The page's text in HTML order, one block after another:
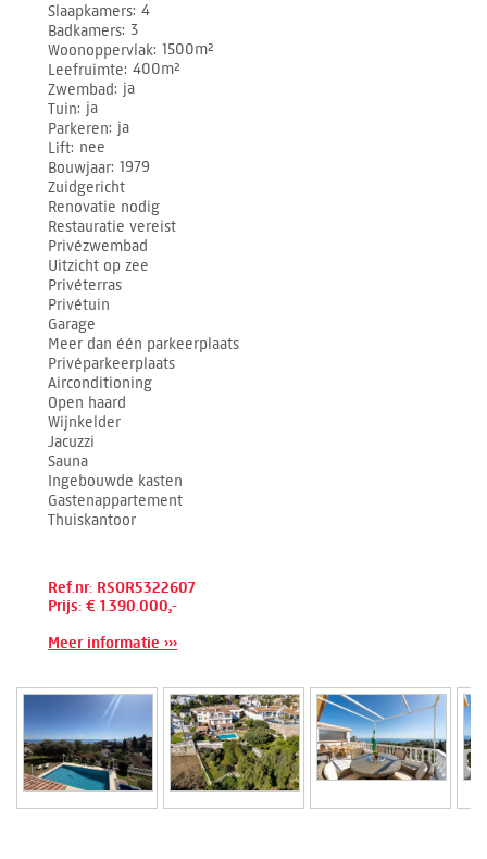
Slaapkamers 4
Badkamers 3
Woonoppervlak 1500m²
Leefruimte 400m²
Zwembad ja
Tuin ja
Parkeren ja
Lift nee
Bouwjaar 1979
Zuidgericht
Renovatie nodig
Restauratie vereist
Privézwembad
Uitzicht op zee
Privéterras
Privétuin
Garage
Meer dan één parkeerplaats
Privéparkeerplaats
Airconditioning
Open haard
Wijnkelder
Jacuzzi
Sauna
Ingebouwde kasten
Gastenappartement
Thuiskantoor
Ref.nr: RSOR5322607
Prijs: € 1.390.000,-
Meer informatie ›››